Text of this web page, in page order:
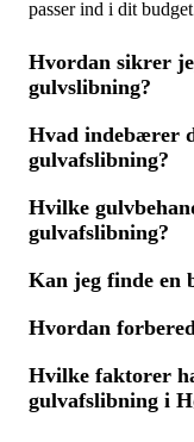
passer ind i dit
Hvordan sikrer
gulvslibning?
For at opnå den
tilbud fra forskellige
fordelagtige tilbud på
Hvad indebærer
gulvafslibning?
Når du indhenter 3
detaljeret beskrivelse
tjenesteudbydere,
Hvilke
gulvafslibning?
Efter gulvafslibning
sæbebehandling.
bedste resultat, bør
optimale løsning.
Kan jeg finde en
Ja, det er muligt at
tilbud kan du
ofre kvaliteten. Dog
Hvordan
Inden gulvslibning
møbler og gulvet
Hvilke faktorer
gulvafslibning i